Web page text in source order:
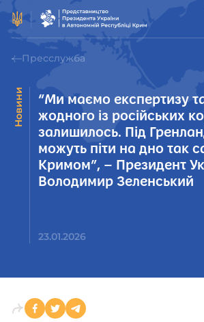
Пресслужба
Новини
“Ми маємо експертизу
жодного із російських
залишилось. Під
можуть піти на дно так
Кримом”, – Президент
Володимир Зеленський
23.01.2026